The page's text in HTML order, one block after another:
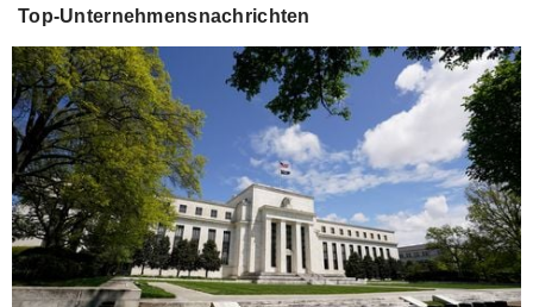
Top-Unternehmensnachrichten